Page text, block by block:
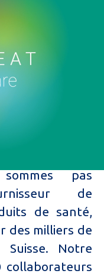
clients pour
en avant les
de
la science
des
pas
de
de santé,
des milliers de
Notre